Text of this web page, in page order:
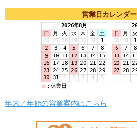
営業日カレンダー
年末／年始の営業案内はこちら